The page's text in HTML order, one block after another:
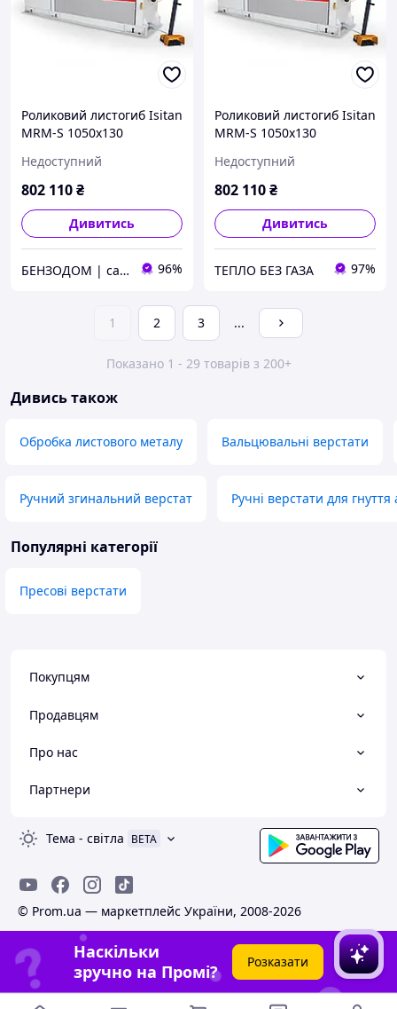
Роликовий листогиб Isitan
MRM-S 1050x130
Недоступний
802 110₴
Дивитись
БЕНЗОДОМ | садова техніка та електроінструмент 96%
Роликовий листогиб Isitan
MRM-S 1050x130
Недоступний
802 110₴
Дивитись
ТЕПЛО БЕЗ ГАЗА 97%
1 2 3 ...
Показано 1 - 29 товарів з 200+
Дивись також
Обробка листового металу Вальцювальні верстати
Ручний згинальний верстат Ручні верстати для
Популярні категорії
Пресові верстати
Покупцям
Продавцям
Про нас
Партнери
Тема - світла BETA
© Prom.ua — маркетплейс України, 2008-2026
Наскільки
зручно на Промі?
Розказати